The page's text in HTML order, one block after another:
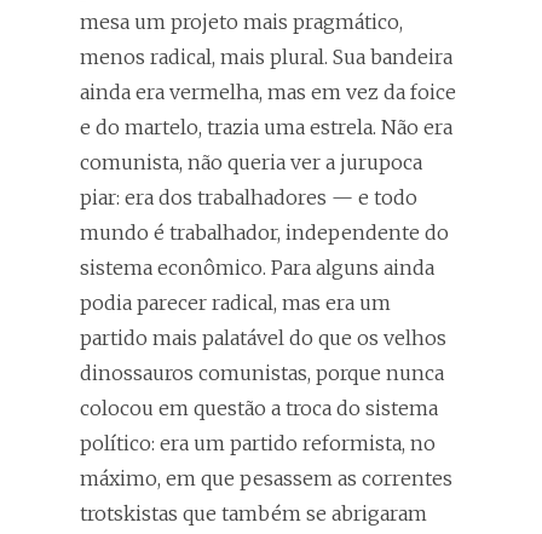
mesa um projeto mais pragmático,
menos radical, mais plural. Sua bandeira
ainda era vermelha, mas em vez da foice
e do martelo, trazia uma estrela. Não era
comunista, não queria ver a jurupoca
piar: era dos trabalhadores — e todo
mundo é trabalhador, independente do
sistema econômico. Para alguns ainda
podia parecer radical, mas era um
partido mais palatável do que os velhos
dinossauros comunistas, porque nunca
colocou em questão a troca do sistema
político: era um partido reformista, no
máximo, em que pesassem as correntes
trotskistas que também se abrigaram